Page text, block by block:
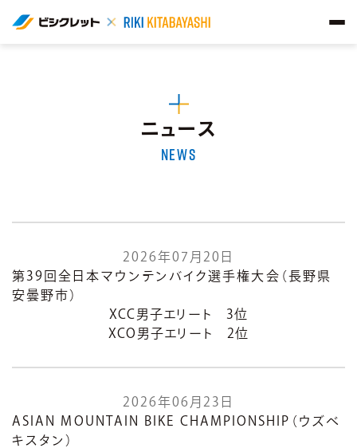
ニュース
NEWS
2026年07月20日
第39回全日本マウンテンバイク選手権大会（長野県
安曇野市）
XCC男子エリート 3位
XCO男子エリート 2位
2026年06月23日
ASIAN MOUNTAIN BIKE CHAMPIONSHIP（ウズベ
キスタン）